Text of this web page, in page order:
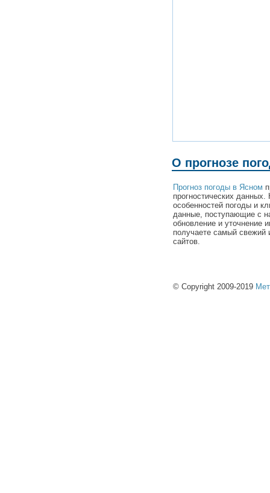
О прогнозе
Прогноз погоды в Ясном
прогностических
особенностей погоды и
данные, поступающие с
обновление и уточнение
получаете самый свежий
сайтов.
© Copyright 2009-2019